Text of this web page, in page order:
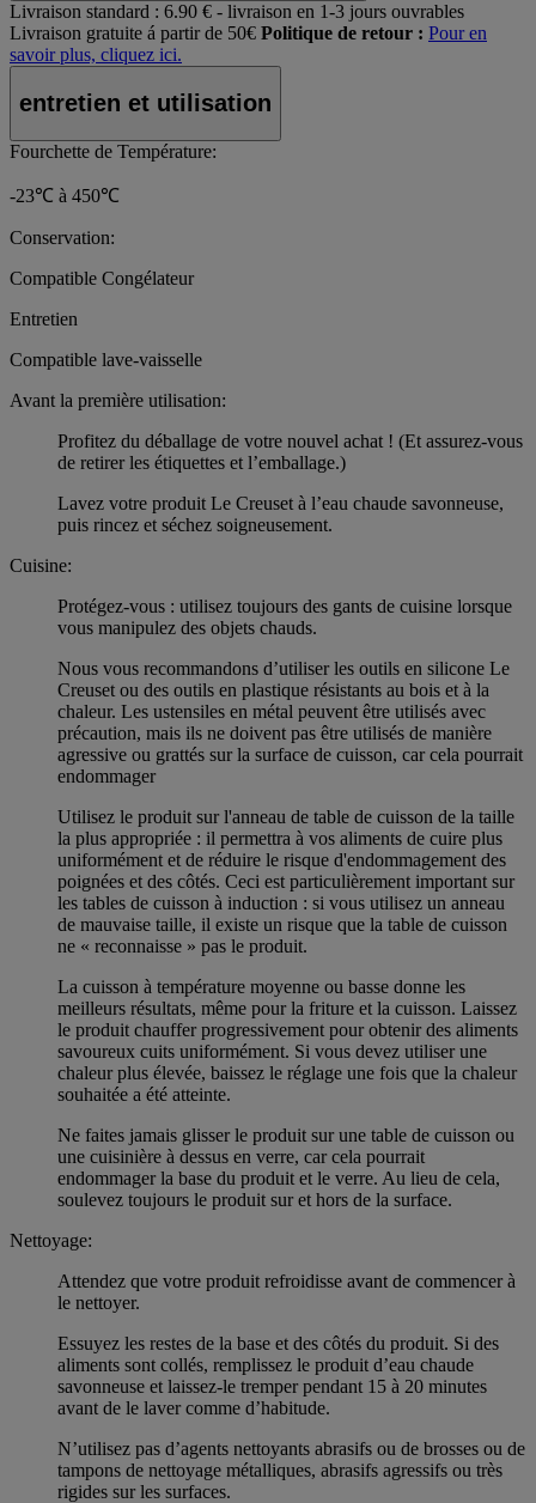
Livraison standard : 6.90 € - livraison en 1-3 jours ouvrables
Livraison gratuite á partir de 50€ Politique de retour : Pour en
savoir plus, cliquez ici.
entretien et utilisation
Fourchette de Température:
-23℃ à 450℃
Conservation:
Compatible Congélateur
Entretien
Compatible lave-vaisselle
Avant la première utilisation:
Profitez du déballage de votre nouvel achat ! (Et assurez-vous
de retirer les étiquettes et l’emballage.)
Lavez votre produit Le Creuset à l’eau chaude savonneuse,
puis rincez et séchez soigneusement.
Cuisine:
Protégez-vous : utilisez toujours des gants de cuisine lorsque
vous manipulez des objets chauds.
Nous vous recommandons d’utiliser les outils en silicone Le
Creuset ou des outils en plastique résistants au bois et à la
chaleur. Les ustensiles en métal peuvent être utilisés avec
précaution, mais ils ne doivent pas être utilisés de manière
agressive ou grattés sur la surface de cuisson, car cela pourrait
endommager
Utilisez le produit sur l'anneau de table de cuisson de la taille
la plus appropriée : il permettra à vos aliments de cuire plus
uniformément et de réduire le risque d'endommagement des
poignées et des côtés. Ceci est particulièrement important sur
les tables de cuisson à induction : si vous utilisez un anneau
de mauvaise taille, il existe un risque que la table de cuisson
ne « reconnaisse » pas le produit.
La cuisson à température moyenne ou basse donne les
meilleurs résultats, même pour la friture et la cuisson. Laissez
le produit chauffer progressivement pour obtenir des aliments
savoureux cuits uniformément. Si vous devez utiliser une
chaleur plus élevée, baissez le réglage une fois que la chaleur
souhaitée a été atteinte.
Ne faites jamais glisser le produit sur une table de cuisson ou
une cuisinière à dessus en verre, car cela pourrait
endommager la base du produit et le verre. Au lieu de cela,
soulevez toujours le produit sur et hors de la surface.
Nettoyage:
Attendez que votre produit refroidisse avant de commencer à
le nettoyer.
Essuyez les restes de la base et des côtés du produit. Si des
aliments sont collés, remplissez le produit d’eau chaude
savonneuse et laissez-le tremper pendant 15 à 20 minutes
avant de le laver comme d’habitude.
N’utilisez pas d’agents nettoyants abrasifs ou de brosses ou de
tampons de nettoyage métalliques, abrasifs agressifs ou très
rigides sur les surfaces.